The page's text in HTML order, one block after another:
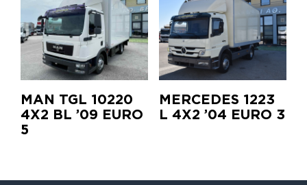
ΜΑΝ TGL 10220
4X2 BL ’09 EURO
5
MERCEDES 1223
L 4X2 ’04 EURO 3